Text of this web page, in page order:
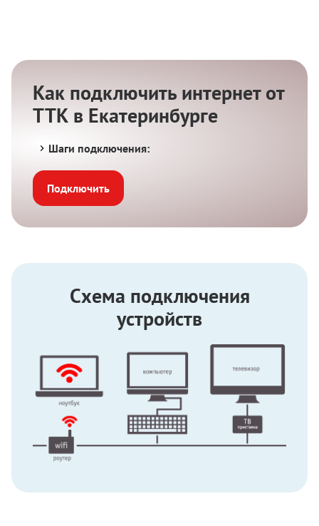
Как подключить интернет от
ТТК в Екатеринбурге
Шаги подключения:
Подключить
Схема подключения
устройств